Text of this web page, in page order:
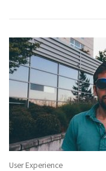
User Experience